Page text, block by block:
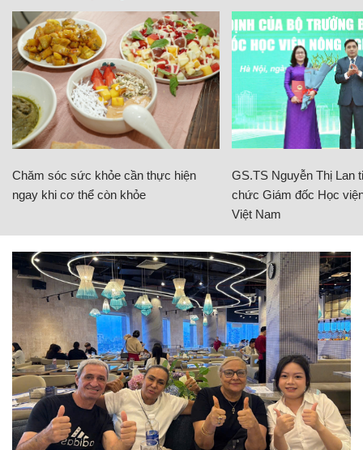
Chăm sóc sức khỏe cần thực hiện
ngay khi cơ thể còn khỏe
GS.TS Nguyễn Thị Lan
chức Giám đốc Học
Việt Nam